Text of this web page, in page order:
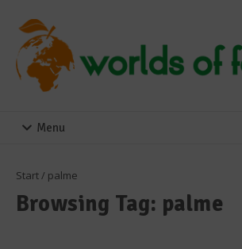
Menu
Start/ palme
Browsing Tag: palme